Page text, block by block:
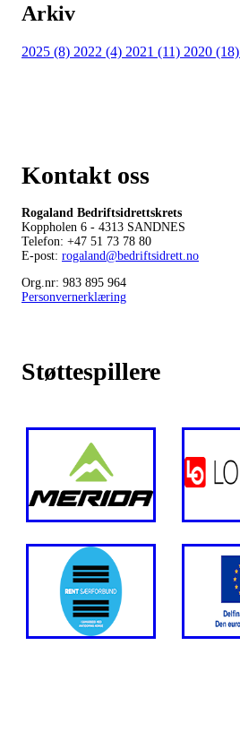
Arkiv
2025 (8) 2022 (4) 2021 (11) 2020 (18)
Kontakt oss
Rogaland Bedriftsidrettskrets
Koppholen 6 - 4313 SANDNES
Telefon: +47 51 73 78 80
E-post: rogaland@bedriftsidrett.no
Org.nr: 983 895 964
Personvernerklæring
Støttespillere